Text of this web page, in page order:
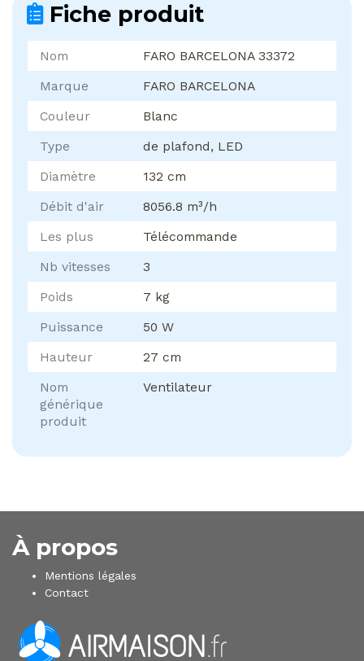
Fiche produit
Nom
FARO BARCELONA 33372
Marque
FARO BARCELONA
Couleur
Blanc
Type
de plafond, LED
Diamètre
132 cm
Débit d'air
8056.8 m³/h
Les plus
Télécommande
Nb vitesses
3
Poids
7 kg
Puissance
50 W
Hauteur
27 cm
Nom
générique
produit
Ventilateur
À propos
Mentions légales
Contact